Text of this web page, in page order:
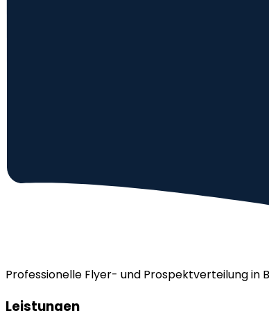
Professionelle Flyer- und Prospektverteilung in
Leistungen